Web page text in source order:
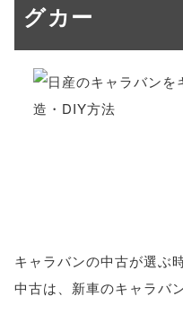
グカー
キャラバンの中古が選ぶ
中古は、新車のキャラバ